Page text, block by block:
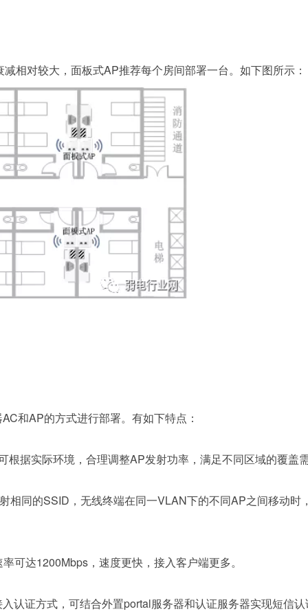
相对较大，面板式AP推荐每个房间部署一台。如下图所示：
和AP的方式进行部署。有如下特点：
据实际环境，合理调整AP发射功率，满足不同区域的覆盖
相同的SSID，无线终端在同一VLAN下的不同AP之间移动
可达1200Mbps，速度更快，接入客户端更多。
认证方式，可结合外置portal服务器和认证服务器实现短信